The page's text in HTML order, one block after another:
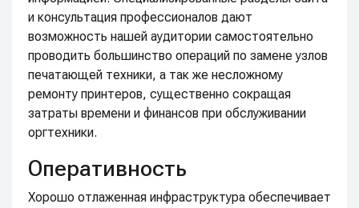
и консультация профессионалов дают
возможность нашей аудитории самостоятельно
проводить большинство операций по замене узлов
печатающей техники, а так же несложному
ремонту принтеров, существенно сокращая
затраты времени и финансов при обслуживании
оргтехники.
Оперативность
Хорошо отлаженная инфраструктура обеспечивает